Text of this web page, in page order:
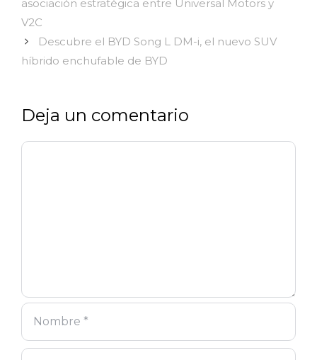
asociación estratégica entre Universal Motors y
V2C
Descubre el BYD Song L DM-i, el nuevo SUV
híbrido enchufable de BYD
Deja un comentario
Comentario
Nombre
Correo
Web